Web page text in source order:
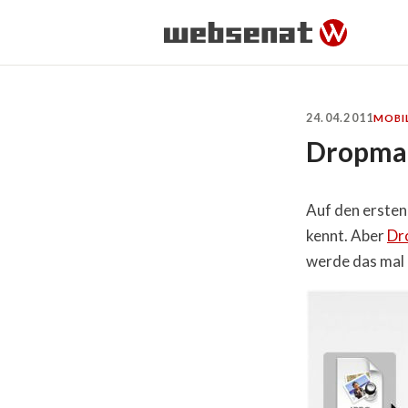
24.04.2011
Auf den
kennt. Aber
werde das